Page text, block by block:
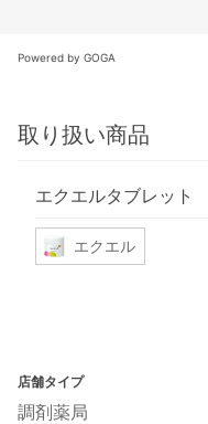
Powered by GOGA
取り扱い商品
エクエルタブレット
エクエル
店舗タイプ
調剤薬局